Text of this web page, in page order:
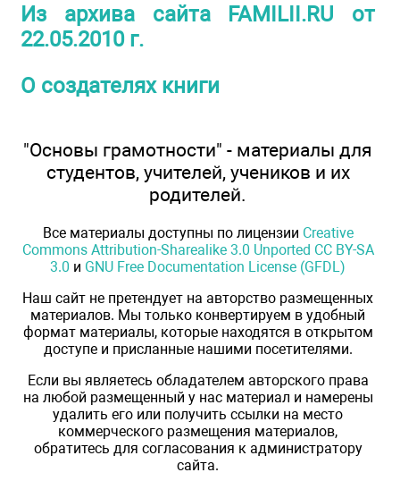
Из архива сайта FAMILII.RU от
22.05.2010 г.
О создателях книги
"Основы грамотности" - материалы для
студентов, учителей, учеников и их
родителей.
Все материалы доступны по лицензии Creative
Commons Attribution-Sharealike 3.0 Unported CC BY-SA
3.0 и GNU Free Documentation License (GFDL)
Наш сайт не претендует на авторство размещенных
материалов. Мы только конвертируем в удобный
формат материалы, которые находятся в открытом
доступе и присланные нашими посетителями.
Если вы являетесь обладателем авторского права
на любой размещенный у нас материал и намерены
удалить его или получить ссылки на место
коммерческого размещения материалов,
обратитесь для согласования к администратору
сайта.